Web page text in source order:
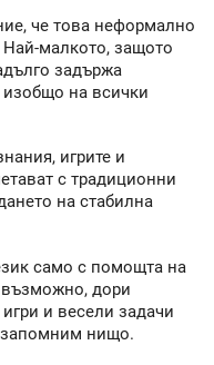
че това неформално
малкото, защото
задържа
изобщо на всички
игрите и
с традиционни
на стабилна
само с помощта на
дори
и весели задачи
запомним нищо.